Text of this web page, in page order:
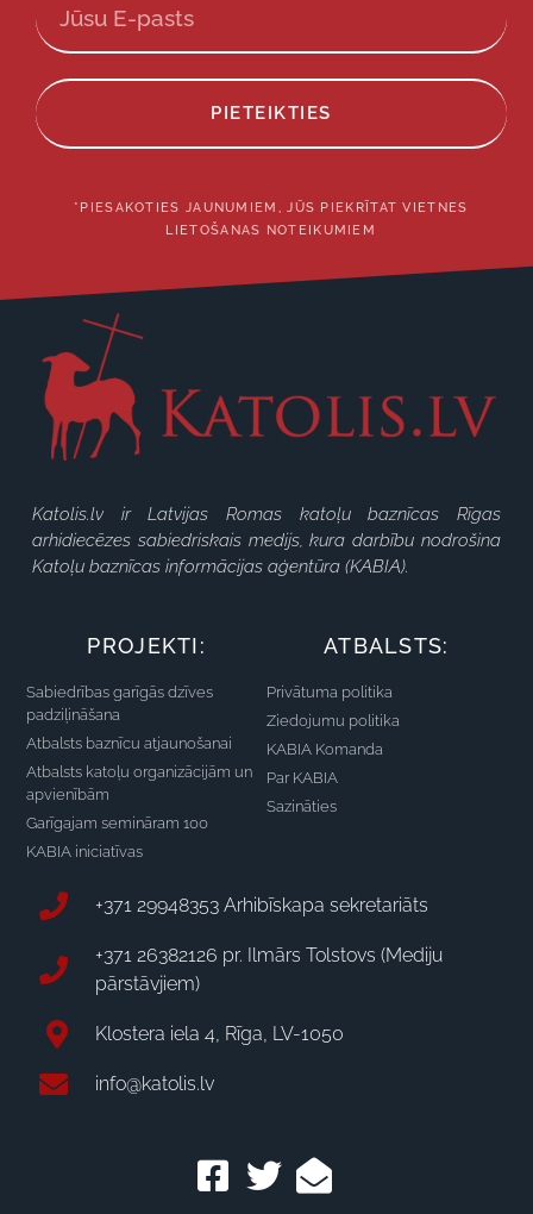
PIETEIKTIES
*PIESAKOTIES JAUNUMIEM, JŪS PIEKRĪTAT VIETNES
LIETOŠANAS NOTEIKUMIEM
Katolis.lv ir Latvijas Romas katoļu baznīcas Rīgas
arhidiecēzes sabiedriskais medijs, kura darbību nodrošina
Katoļu baznīcas informācijas aģentūra (KABIA).
PROJEKTI:
Sabiedrības garīgās dzīves
padziļināšana
Atbalsts baznīcu atjaunošanai
Atbalsts katoļu organizācijām un
apvienībām
Garīgajam semināram 100
KABIA iniciatīvas
ATBALSTS:
Privātuma politika
Ziedojumu politika
KABIA Komanda
Par KABIA
Sazināties
+371 29948353 Arhibīskapa sekretariāts
+371 26382126 pr. Ilmārs Tolstovs (Mediju
pārstāvjiem)
Klostera iela 4, Rīga, LV-1050
info@katolis.lv